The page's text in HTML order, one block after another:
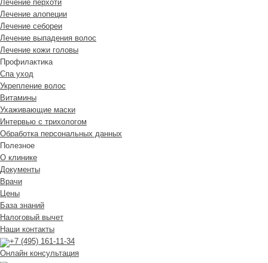
Лечение перхоти
Лечение алопеции
Лечение себореи
Лечение выпадения волос
Лечение кожи головы
Профилактика
Спа уход
Укрепление волос
Витамины
Ухаживающие маски
Интервью с трихологом
Обработка персональных данных
Полезное
О клинике
Документы
Врачи
Цены
База знаний
Налоговый вычет
Наши контакты
+7 (495) 161-11-34
Онлайн консультация